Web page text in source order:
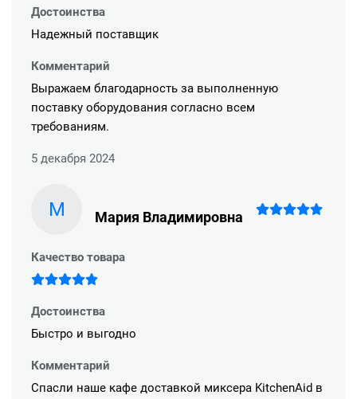
Достоинства
Надежный поставщик
Комментарий
Выражаем благодарность за выполненную
поставку оборудования согласно всем
требованиям.
5 декабря 2024
М Мария Владимировна
Качество товара
Достоинства
Быстро и выгодно
Комментарий
Спасли наше кафе доставкой миксера KitchenAid в